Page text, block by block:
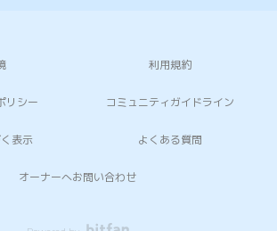
利用規約
リシー コミュニティガイドライン
表示 よくある質問
オーナーへお問い合わせ